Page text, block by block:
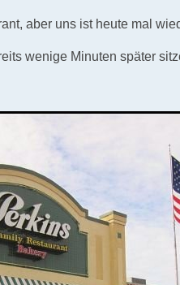
aber uns ist heute mal
wenige Minuten später